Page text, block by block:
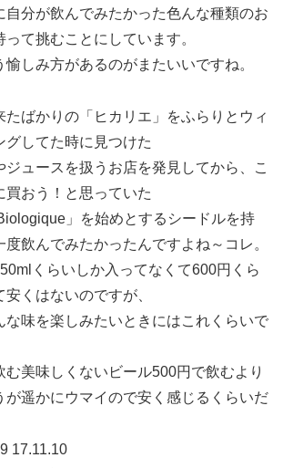
自分が飲んでみたかった色んな種類のお
て挑むことにしています。
しみ方があるのがまたいいですね。
たばかりの「ヒカリエ」をふらりとウィ
グしてた時に見つけた
ジュースを扱うお店を発見してから、こ
買おう！と思っていた
」を始めとするシードルを持
飲んでみたかったんですよね～コレ。
くらいしか入ってなくて600円くら
くはないのですが、
な味を楽しみたいときにはこれくらいで
む美味しくないビール500円で飲むより
が遥かにウマイので安く感じるくらいだ